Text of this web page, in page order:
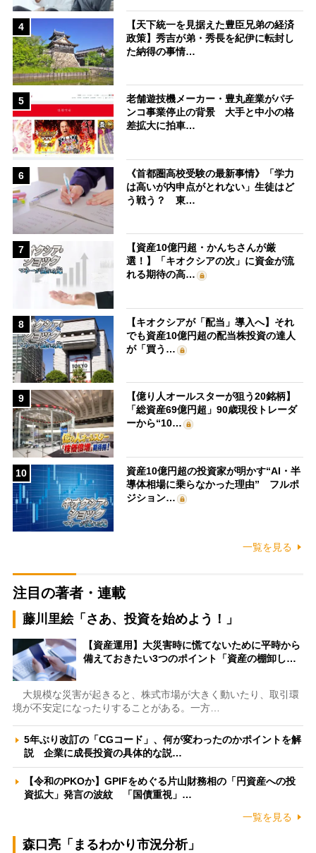
4
【天下統一を見据えた豊臣兄弟の経済
政策】秀吉が弟・秀長を紀伊に転封し
た納得の事情…
5
老舗遊技機メーカー・豊丸産業がパチ
ンコ事業停止の背景 大手と中小の格
差拡大に拍車…
6
《首都圏高校受験の最新事情》「学力
は高いが内申点がとれない」生徒はど
う戦う？ 東…
7
【資産10億円超・かんちさんが厳
選！】「キオクシアの次」に資金が流
れる期待の高…
8
【キオクシアが「配当」導入へ】それ
でも資産10億円超の配当株投資の達人
が「買う…
9
【億り人オールスターが狙う20銘柄】
「総資産69億円超」90歳現役トレーダ
ーから“10…
10
資産10億円超の投資家が明かす“AI・半
導体相場に乗らなかった理由” フルポ
ジション…
一覧を見る
注目の著者・連載
藤川里絵「さあ、投資を始めよう！」
【資産運用】大災害時に慌てないために平時から
備えておきたい3つのポイント「資産の棚卸し…
大規模な災害が起きると、株式市場が大きく動いたり、取引環
境が不安定になったりすることがある。一方…
5年ぶり改訂の「CGコード」、何が変わったのかポイントを解
説 企業に成長投資の具体的な説…
【令和のPKOか】GPIFをめぐる片山財務相の「円資産への投
資拡大」発言の波紋 「国債重視」…
一覧を見る
森口亮「まるわかり市況分析」